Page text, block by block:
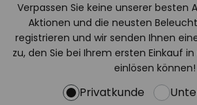
Verpassen Sie keine unserer besten
Aktionen und die neusten
registrieren und wir senden Ihnen
zu, den Sie bei Ihrem ersten Einkauf
einlösen können!
Privatkunde